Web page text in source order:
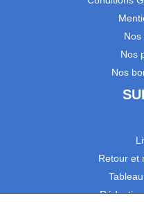
Nos
Nos
Nos
Retour et